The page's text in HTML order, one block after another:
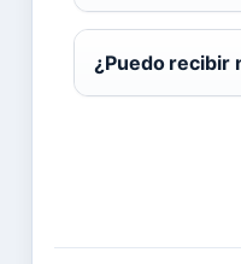
¿Puedo recibir